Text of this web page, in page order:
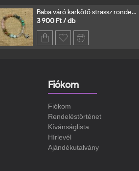
Baba váró karkötő strassz rondellával
3 900 Ft / db
Fiókom
Fiókom
Rendeléstörténet
Kívánságlista
Hírlevél
Ajándékutalvány